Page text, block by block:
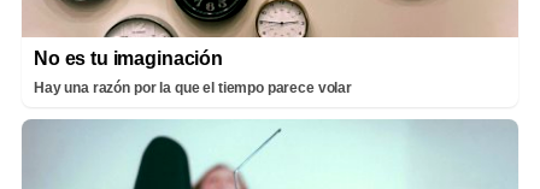
No es tu imaginación
Hay una razón por la que el tiempo parece volar